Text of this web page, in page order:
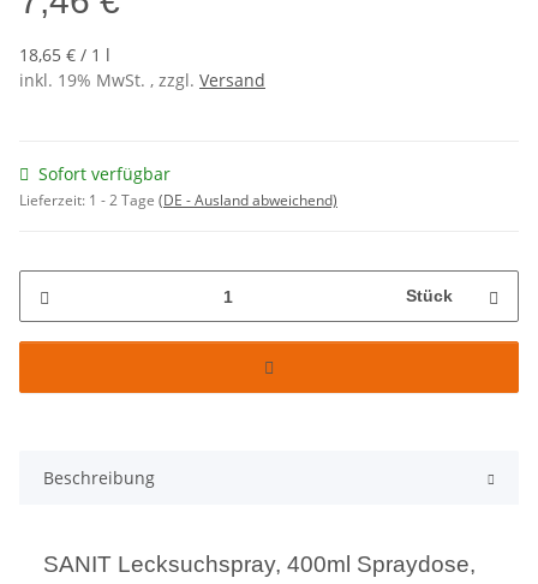
18,65 € / 1 l
inkl. 19% MwSt. , zzgl. Versand
Sofort verfügbar
Lieferzeit: 1 - 2 Tage (DE - Ausland abweichend)
Stück
Beschreibung
SANIT Lecksuchspray, 400ml Spraydose,